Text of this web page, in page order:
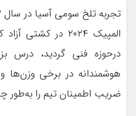
المپیک ۲۰۲۴ در
درحوزه فنی گردید، درس
هوشمندانه در برخی وزن‌ها
ضریب اطمینان تیم را به‌طور